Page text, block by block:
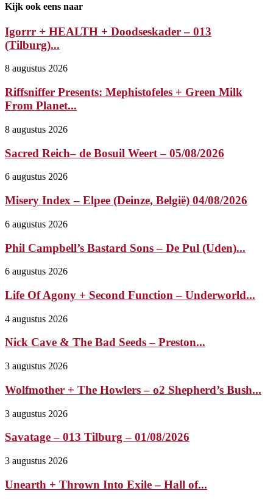
Kijk ook eens naar
Igorrr + HEALTH + Doodseskader – 013
(Tilburg)...
8 augustus 2026
Riffsniffer Presents: Mephistofeles + Green Milk
From Planet...
8 augustus 2026
Sacred Reich– de Bosuil Weert – 05/08/2026
6 augustus 2026
Misery Index – Elpee (Deinze, België) 04/08/2026
6 augustus 2026
Phil Campbell’s Bastard Sons – De Pul (Uden)...
6 augustus 2026
Life Of Agony + Second Function – Underworld...
4 augustus 2026
Nick Cave & The Bad Seeds – Preston...
3 augustus 2026
Wolfmother + The Howlers – o2 Shepherd’s Bush...
3 augustus 2026
Savatage – 013 Tilburg – 01/08/2026
3 augustus 2026
Unearth + Thrown Into Exile – Hall of...